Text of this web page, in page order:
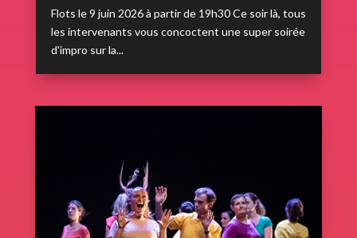
Flots le 9 juin 2026 à partir de 19h30 Ce soir là, tous
les intervenants vous concoctent une super soirée
d'impro sur la...